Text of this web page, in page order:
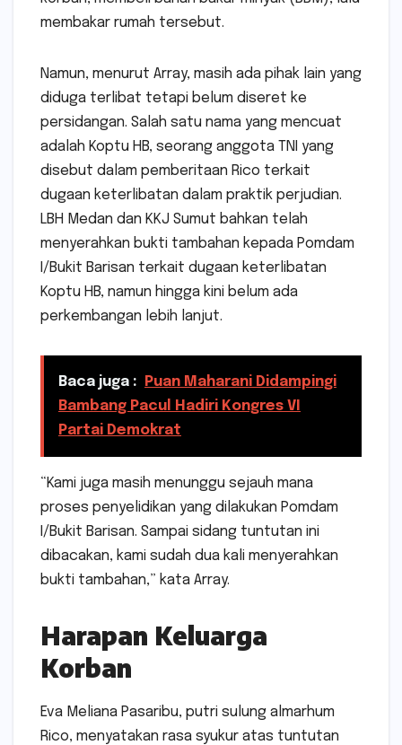
membakar rumah tersebut.
Namun, menurut Array, masih ada pihak lain yang
diduga terlibat tetapi belum diseret ke
persidangan. Salah satu nama yang mencuat
adalah Koptu HB, seorang anggota TNI yang
disebut dalam pemberitaan Rico terkait
dugaan keterlibatan dalam praktik perjudian.
LBH Medan dan KKJ Sumut bahkan telah
menyerahkan bukti tambahan kepada Pomdam
I/Bukit Barisan terkait dugaan keterlibatan
Koptu HB, namun hingga kini belum ada
perkembangan lebih lanjut.
Baca juga :
Puan Maharani Didampingi
Bambang Pacul Hadiri Kongres VI
Partai Demokrat
“Kami juga masih menunggu sejauh mana
proses penyelidikan yang dilakukan Pomdam
I/Bukit Barisan. Sampai sidang tuntutan ini
dibacakan, kami sudah dua kali menyerahkan
bukti tambahan,” kata Array.
Harapan Keluarga
Korban
Eva Meliana Pasaribu, putri sulung almarhum
Rico, menyatakan rasa syukur atas tuntutan